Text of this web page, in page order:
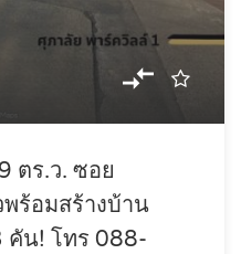
ตร.ว. ซอย
ร้อมสร้างบ้าน
คัน! โทร 088-